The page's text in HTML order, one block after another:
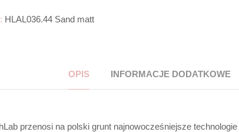
HLAL036.44 Sand matt
OPIS INFORMACJE DODATKOWE
przenosi na polski grunt najnowocześniejsze